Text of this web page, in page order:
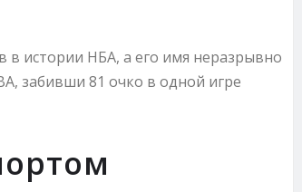
в истории НБА, а его имя неразрывно
забивши 81 очко в одной игре